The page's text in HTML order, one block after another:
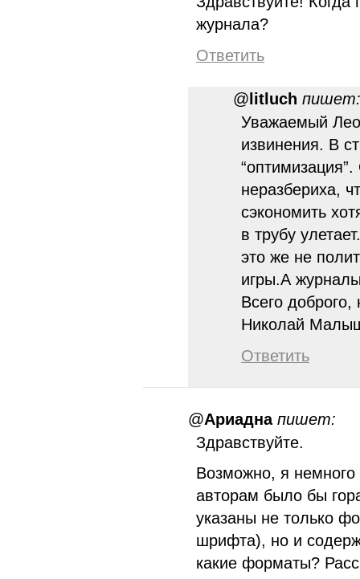
журнала?
Ответить
@ litluch пишет:
Уважаемый
извинения. В
неразбериха,
сэкономить
в трубу
это же не
игры.А
Всего
Николай
Ответить
@Ариадна пишет:
Здравствуйте.
Возможно, я
авторам было бы
указаны не только
шрифта), но и
какие форматы?